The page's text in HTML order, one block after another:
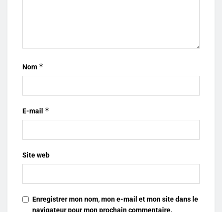
Nom *
E-mail *
Site web
Enregistrer mon nom, mon e-mail et mon site dans le
navigateur pour mon prochain commentaire.